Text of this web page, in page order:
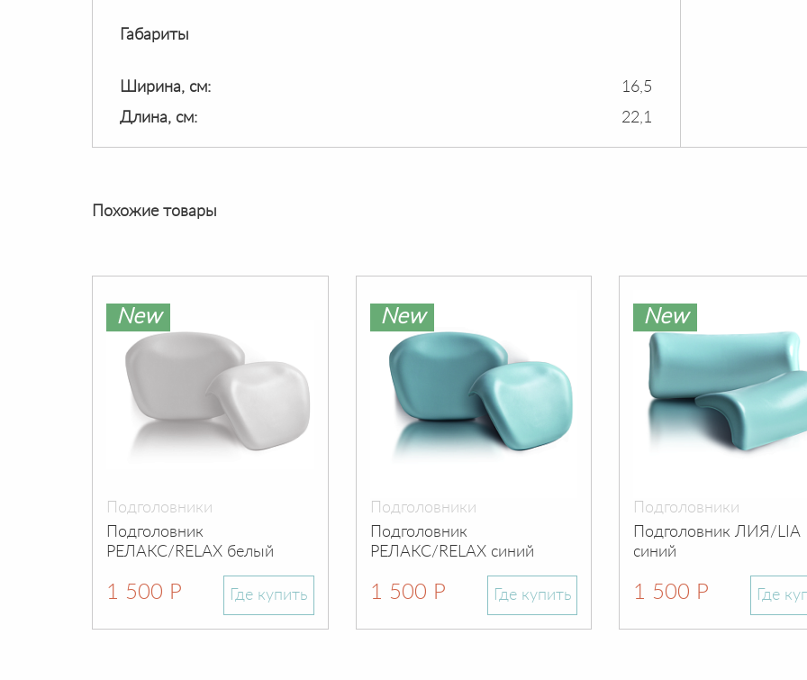
Габариты
Ширина, см:
16,5
Длина, см:
22,1
Похожие товары
New
Подголовники
Подголовник
РЕЛАКС/RELAX белый
1 500 Р Где купить
New
Подголовники
Подголовник
РЕЛАКС/RELAX синий
1 500 Р Где купить
New
Подголовники
Подголовник ЛИЯ/LIA
синий
1 500 Р Где